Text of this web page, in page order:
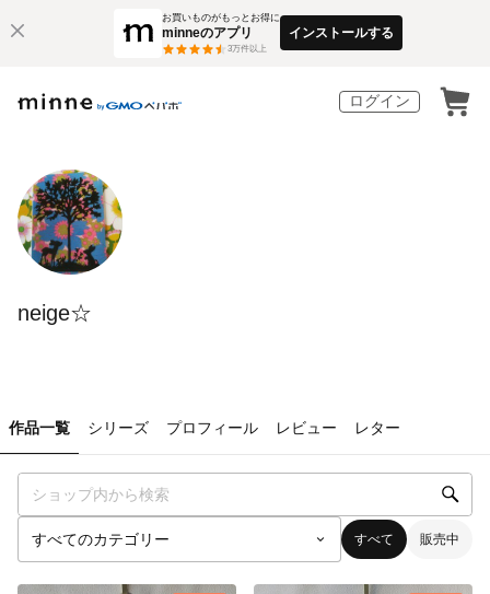
お買いものがもっとお得に
minneのアプリ
3万件以上
インストールする
ログイン
neige☆
作品一覧 シリーズ プロフィール レビュー レター
すべて 販売中